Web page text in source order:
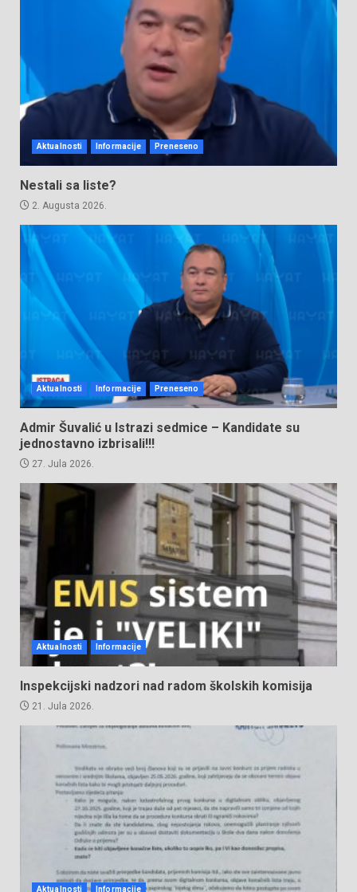
Aktualnosti Informacije Preneseno
Nestali sa liste?
2. Augusta 2026.
Aktualnosti Informacije Preneseno
Admir Šuvalić u Istrazi sedmice – Kandidate su
jednostavno izbrisali!!!
27. Jula 2026.
Aktualnosti Informacije
Inspekcijski nadzori nad radom školskih komisija
21. Jula 2026.
Aktualnosti Informacije